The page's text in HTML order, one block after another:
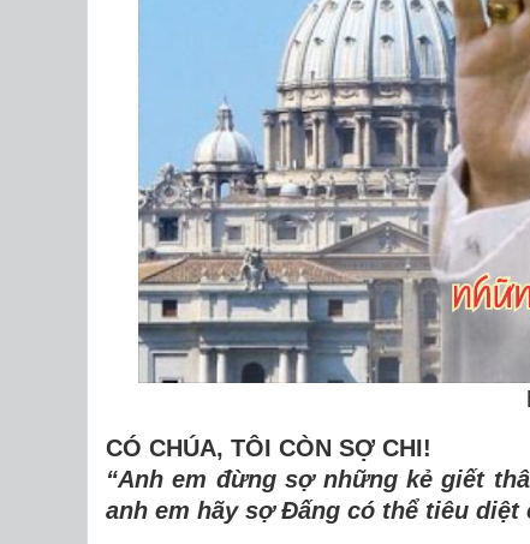
CÓ CHÚA, TÔI CÒN SỢ CHI!
“Anh em đừng sợnhững kẻgiết thâ
anh em hãy sợ Đấng có thểtiêu diệt